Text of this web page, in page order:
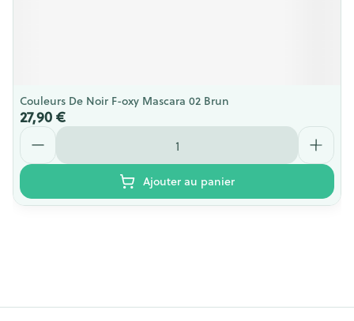
Couleurs De Noir F-oxy Mascara 02 Brun
27,90 €
Quantité
Ajouter au panier